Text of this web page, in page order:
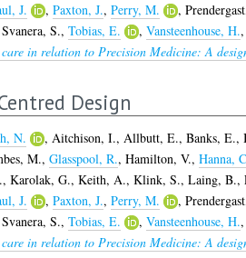
J. , Paxton, J., Perry, M. ,
Svanera, S., Tobias, E. , Vansteenhouse, H.,
in relation to Precision Medicine: A
Design
N. , Aitchison, I., Allbutt, E., Banks, E.,
M., Glasspool, R., Hamilton, V., Hanna,
, Karolak, G., Keith, A., Klink, S., Laing, B.,
J. , Paxton, J., Perry, M. ,
Svanera, S., Tobias, E. , Vansteenhouse, H.,
in relation to Precision Medicine: A